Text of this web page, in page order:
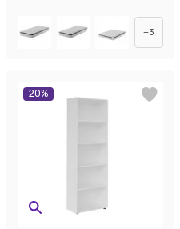
+3
20%